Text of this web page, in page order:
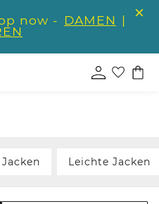
now - DAMEN |
Jacken Leichte Jacken